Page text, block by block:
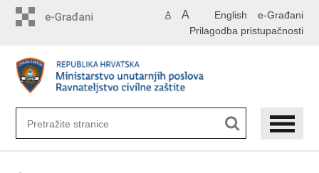
English e-Građani
A A
Prilagodba pristupačnosti